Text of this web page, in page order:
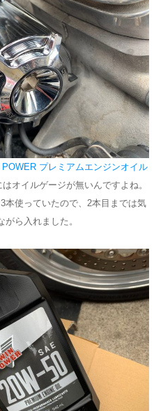
プレミアムエンジンオイル
オイルゲージが無いんですよね。
本使っていたので、2本目までは気
ら入れました。